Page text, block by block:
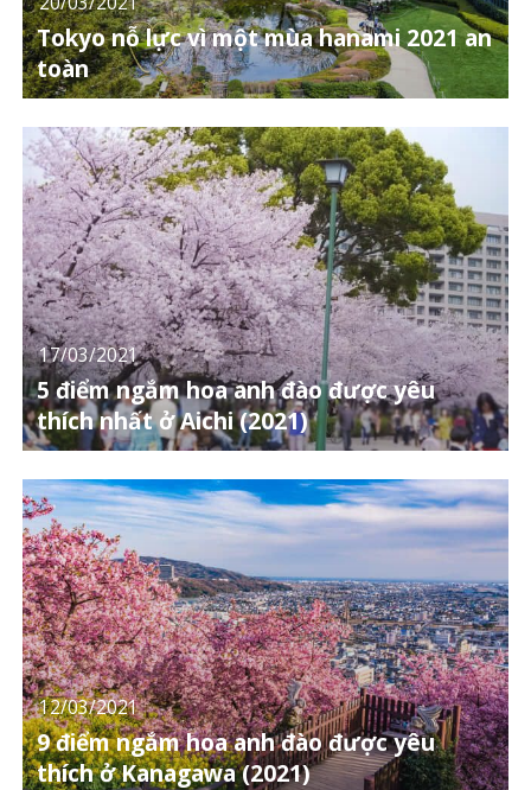
Tokyo nỗ lực vì một mùa hanami 2021 an
toàn
17/03/2021
5 điểm ngắm hoa anh đào được yêu
thích nhất ở Aichi (2021)
12/03/2021
9 điểm ngắm hoa anh đào được yêu
thích ở Kanagawa (2021)